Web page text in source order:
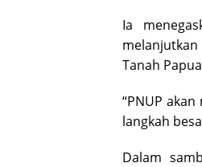
Ia
Tanah
“PNUP
langkah
Dalam